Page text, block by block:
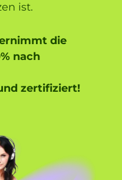
ist.
die
nach
zertifiziert!